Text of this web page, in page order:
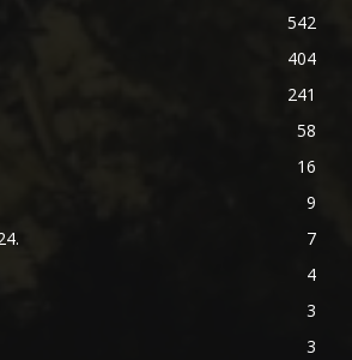
542
404
241
58
16
9
7
4
3
3